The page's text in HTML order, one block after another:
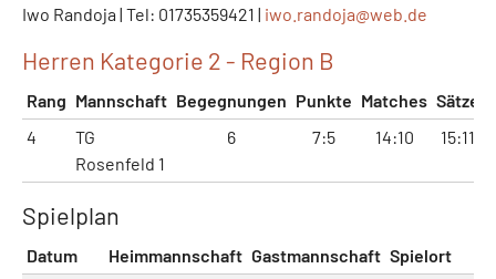
Iwo Randoja | Tel: 01735359421 | iwo.randoja@web.de
Herren Kategorie 2 - Region B
Rang Mannschaft Begegnungen Punkte Matches Sätze
4
TG
Rosenfeld 1
6 7:5 14:10 15:11
Spielplan
Datum Heimmannschaft Gastmannschaft Spielort